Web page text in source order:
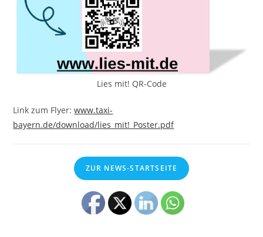
Lies mit! QR-Code
Link zum Flyer:www.taxi-
bayern.de/download/lies_mit!_Poster.pdf
ZUR NEWS-STARTSEITE